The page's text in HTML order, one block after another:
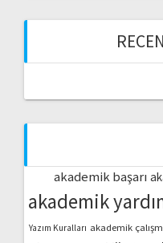
akademik başarı
akademik
Yazım Kuralları akademik